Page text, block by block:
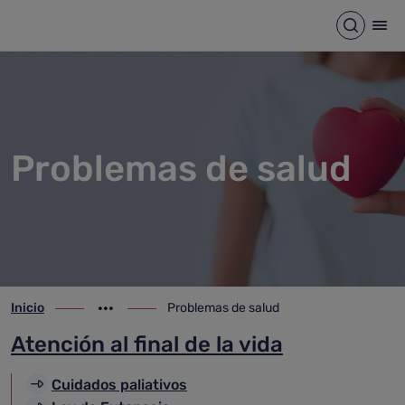
Abrir
Problemas de salud
ir-a inicio
Inicio
Mostrar opciones del camino de migas
ir-a Problemas de salud
Problemas de salud
Atención al final de la vida
Cuidados paliativos